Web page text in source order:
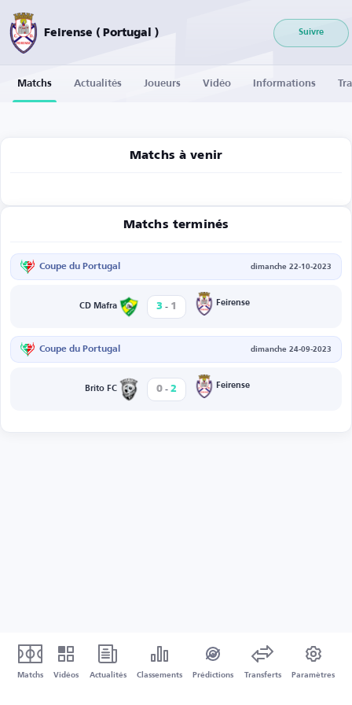
Feirense ( Portugal ) Suivre
Matchs Actualités Joueurs Vidéo Informations
Matchs à venir
Matchs terminés
Coupe du Portugal dimanche 22-10-2023
CD Mafra 3 - 1 Feirense
Coupe du Portugal dimanche 24-09-2023
Brito FC 0 - 2 Feirense
Matchs Vidéos Actualités Classements Prédictions Transferts Paramètres